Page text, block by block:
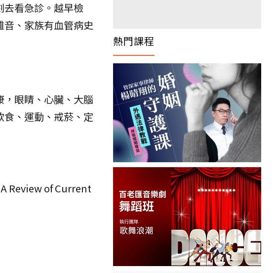
去看急診。越早檢
、家族有血管病史
眼睛、心臟、大腦
、運動、戒菸、定
Review of Current
熱門課程